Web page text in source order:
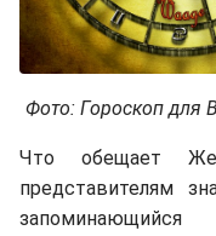
Фото: Гороскоп для
Что обещает
представителям